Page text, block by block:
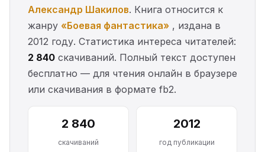
Александр Шакилов. Книга относится к
жанру «Боевая фантастика» , издана в
2012 году. Статистика интереса читателей:
2 840 скачиваний. Полный текст доступен
бесплатно — для чтения онлайн в браузере
или скачивания в формате fb2.
2 840
скачиваний
2012
год публикации